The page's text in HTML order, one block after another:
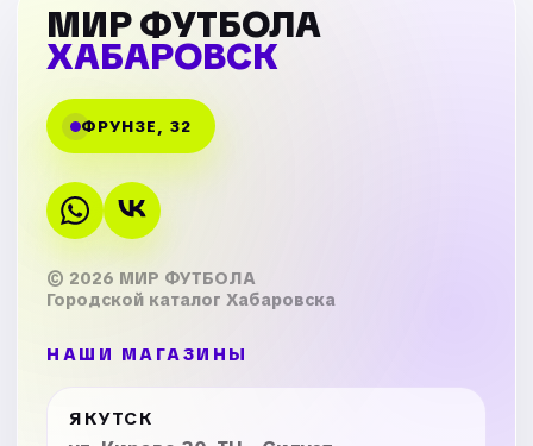
МИР ФУТБОЛА
ХАБАРОВСК
ФРУНЗЕ, 32
© 2026 МИР ФУТБОЛА
Городской каталог Хабаровска
НАШИ МАГАЗИНЫ
ЯКУТСК